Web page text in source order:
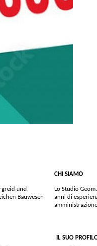
und
Bauwesen
CHI SIAMO
Lo Studio
anni di
IL SUO